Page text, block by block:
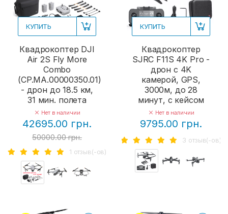
КУПИТЬ
Квадрокоптер DJI
Air 2S Fly More
Combo
(CP.MA.00000350.01)
- дрон до 18.5 км,
31 мин. полета
Нет в наличии
42695.00 грн.
50000.00 грн.
1 отзыв(-ов)
КУПИТЬ
Квадрокоптер
SJRC F11S 4K Pro -
дрон с 4K
камерой, GPS,
3000м, до 28
минут, с кейсом
Нет в наличии
9795.00 грн.
3 отзыв(-ов)